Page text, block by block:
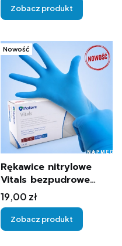
Zobacz produkt
Nowość
Rękawice nitrylowe
Vitals bezpudrowe
Blue Medicom 100
sztuk
Cena
19,00 zł
Zobacz produkt